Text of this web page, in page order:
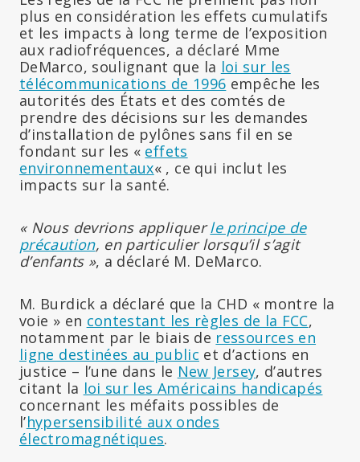
plus en considération les effets cumulatifs
et les impacts à long terme de l’exposition
aux radiofréquences, a déclaré Mme
DeMarco, soulignant que la loi sur les
télécommunications de 1996 empêche les
autorités des États et des comtés de
prendre des décisions sur les demandes
d’installation de pylônes sans fil en se
fondant sur les « effets
environnementaux« , ce qui inclut les
impacts sur la santé.
« Nous devrions appliquerle principe de
précaution, en particulier lorsqu’il s’agit
d’enfants », a déclaré M. DeMarco.
M. Burdick a déclaré que la CHD « montre la
voie » en contestant les règles de la FCC,
notamment par le biais de ressources en
ligne destinées au public et d’actions en
justice – l’une dans le New Jersey, d’autres
citant la loi sur les Américains handicapés
concernant les méfaits possibles de
l’hypersensibilité aux ondes
électromagnétiques.